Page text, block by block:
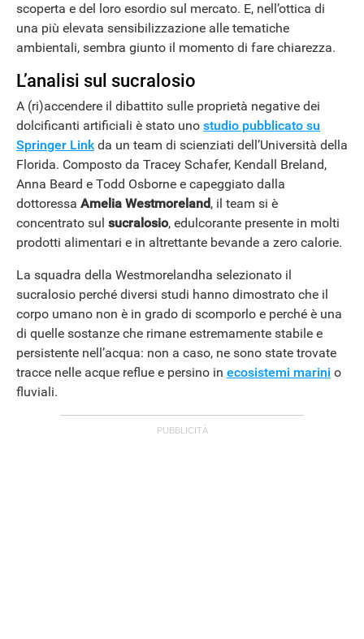
scoperta e del loro esordio sul mercato. E, nell’ottica di
una più elevata sensibilizzazione alle tematiche
ambientali, sembra giunto il momento di fare chiarezza.
L’analisi sul sucralosio
A (ri)accendere il dibattito sulle proprietà negative dei
dolcificanti artificiali è stato uno studio pubblicato su
Springer Linkda un team di scienziati dell’Università della
Florida. Composto da Tracey Schafer, Kendall Breland,
Anna Beard e Todd Osborne e capeggiato dalla
dottoressa Amelia Westmoreland, il team si è
concentrato sul sucralosio, edulcorante presente in molti
prodotti alimentari e in altrettante bevande a zero calorie.
La squadra della Westmorelandha selezionato il
sucralosio perché diversi studi hanno dimostrato che il
corpo umano non è in grado di scomporlo e perché è una
di quelle sostanze che rimane estremamente stabile e
persistente nell’acqua: non a caso, ne sono state trovate
tracce nelle acque reflue e persino in ecosistemi marini o
fluviali.